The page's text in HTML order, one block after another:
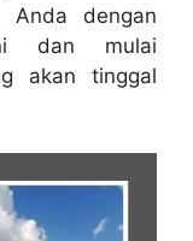
Anda dengan
dan mulai
akan tinggal